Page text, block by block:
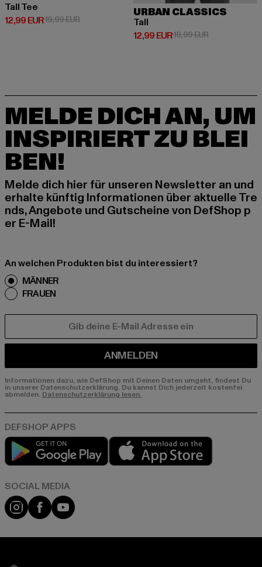
Tall Tee
12,99 EUR
Derzeitiger Preis: 12,99 EUR
19,99 EURAktionspreis: 19,99 EUR
URBAN CLASSICS
Tall
12,99 EUR
Derzeitiger Preis: 12,99 EUR
19,99 EURAktionspreis:
MELDE DICH AN, UM
INSPIRIERT ZU BLEI
BEN!
Melde dich hier für unseren Newsletter an und
erhalte künftig Informationen über aktuelle Tre
nds, Angebote und Gutscheine von DefShop p
er E-Mail!
An welchen Produkten bist du interessiert?
MÄNNER
FRAUEN
ANMELDEN
Informationen dazu, wie DefShop mit Deinen Daten umgeht, findest Du
in unserer Datenschutzerklärung. Du kannst Dich jederzeit kostenfei
abmelden. Datenschutzerklärung lesen.
Play market
Instagram
FacebookYouTube